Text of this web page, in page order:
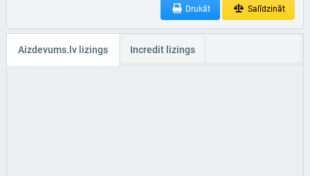
Drukāt Salīdzināt
Aizdevums.lv lizings Incredit lizings